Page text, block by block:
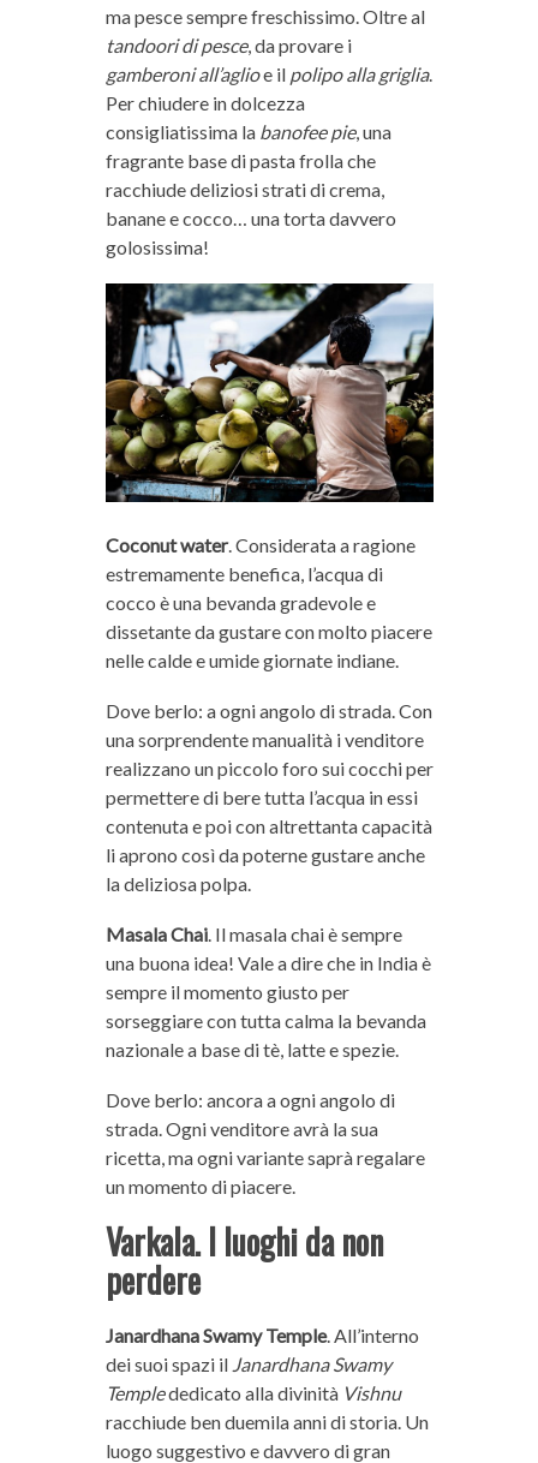
ma pesce sempre freschissimo. Oltre al
tandoori di pesce, da provare i
gamberoni all’aglioe il polipo alla griglia.
Per chiudere in dolcezza
consigliatissima la banofee pie, una
fragrante base di pasta frolla che
racchiude deliziosi strati di crema,
banane e cocco… una torta davvero
golosissima!
Coconut water. Considerata a ragione
estremamente benefica, l’acqua di
cocco è una bevanda gradevole e
dissetante da gustare con molto piacere
nelle calde e umide giornate indiane.
Dove berlo: a ogni angolo di strada. Con
una sorprendente manualità i venditore
realizzano un piccolo foro sui cocchi per
permettere di bere tutta l’acqua in essi
contenuta e poi con altrettanta capacità
li aprono così da poterne gustare anche
la deliziosa polpa.
Masala Chai. Il masala chai è sempre
una buona idea! Vale a dire che in India è
sempre il momento giusto per
sorseggiare con tutta calma la bevanda
nazionale a base di tè, latte e spezie.
Dove berlo: ancora a ogni angolo di
strada. Ogni venditore avrà la sua
ricetta, ma ogni variante saprà regalare
un momento di piacere.
Varkala. I luoghi da non
perdere
Janardhana Swamy Temple. All’interno
dei suoi spazi il Janardhana Swamy
Templededicato alla divinità Vishnu
racchiude ben duemila anni di storia. Un
luogo suggestivo e davvero di gran